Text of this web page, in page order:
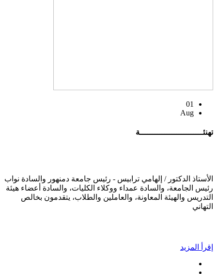
01
Aug
تهنئــــــــــــــــــــــــــة
الأستاذ الدكتور / إلهامي ترابيس - رئيس جامعة دمنهور والسادة نواب
رئيس الجامعة، والسادة عمداء ووكلاء الكليات، والسادة أعضاء هيئة
التدريس والهيئة المعاونة، والعاملين والطلاب، يتقدمون بخالص
التهاني
إقرأ المزيد